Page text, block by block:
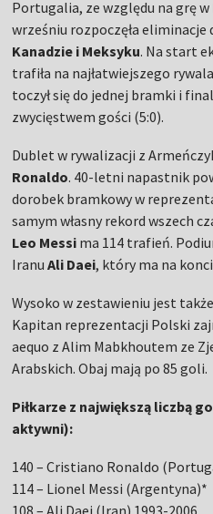
Portugalia, ze względu na grę w
wrześniu rozpoczęła eliminacje
Kanadzie i Meksyku. Na start
trafiła na najłatwiejszego
toczył się do jednej bramki i
zwycięstwem gości (5:0).
Dublet w rywalizacji z
Ronaldo. 40-letni napastnik
dorobek bramkowy w
samym własny rekord wszech
Leo Messi ma 114 trafień.
IranuAli Daei, który ma na
Wysoko w zestawieniu jest także
Kapitan reprezentacji Polski
aequo z Alim Mabkhoutem ze
Arabskich. Obaj mają po 85 goli.
Piłkarze z największą liczbą
aktywni):
140 – Cristiano Ronaldo
114 – Lionel Messi (Argentyna)*